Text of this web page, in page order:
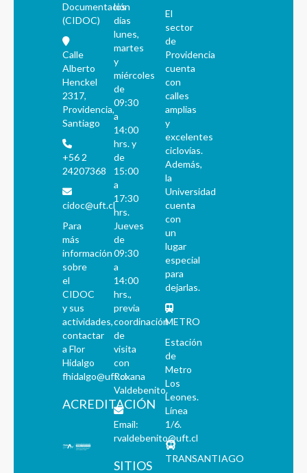
Documentación
(CIDOC)
Calle
Alberto
Henckel
2317,
Providencia,
Santiago
+56 2
24207368
cidoc@uft.cl
Para
más
información
sobre
el
CIDOC
y sus
actividades,
contactar
a Flor
Hidalgo
fhidalgo@uft.cl
ACREDITACIÓN
los
días
lunes,
martes
y
miércoles
de
09:30
a
14:00
hrs. y
de
15:00
a
17:30
hrs.
Jueves
de
09:30
a
14:00
hrs.,
previa
coordinación
de
visita
con
Roxana
Valdebenito.
Email:
rvaldebenito@uft.cl
SITIOS
El
sector
de
Providencia
cuenta
con
calles
amplias
y
excelentes
ciclovías.
Además,
la
Universidad
cuenta
con
un
lugar
especial
para
dejarlas.
METRO
Estación
de
Metro
Los
Leones.
Línea
1/6.
TRANSANTIAGO